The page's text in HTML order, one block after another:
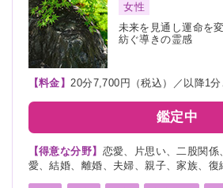
浄化 祈願 祈祷
自動書記 魂入 魂抜
女性
未来を見通し運命を
紡ぐ導きの霊感
【料金】20分7,700円（税込）／以降1分
鑑定中
【得意な分野】 恋愛、片思い、二股関
愛、結婚、離婚、夫婦、親子、家族、復